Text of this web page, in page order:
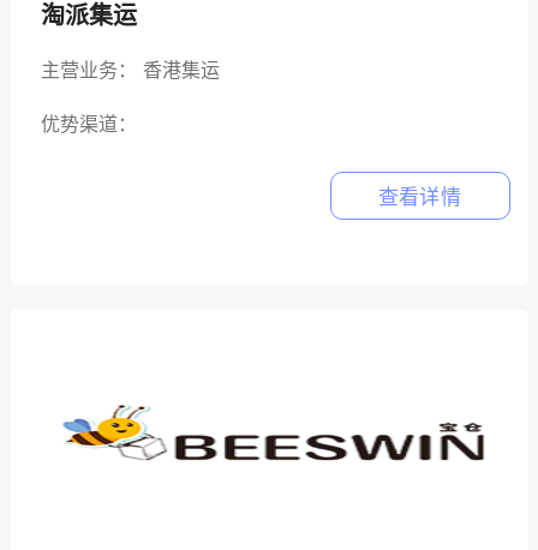
淘派集运
主营业务： 香港集运
优势渠道：
查看详情